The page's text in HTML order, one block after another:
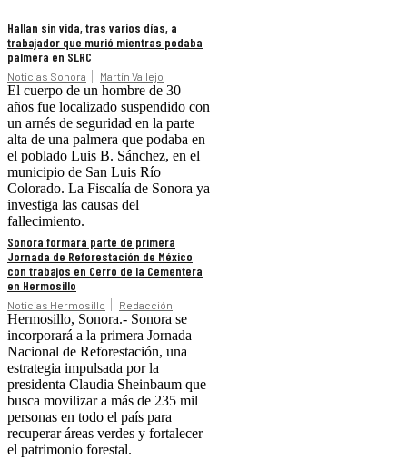
Hallan sin vida, tras varios días, a
trabajador que murió mientras podaba
palmera en SLRC
Noticias Sonora Martín Vallejo
El cuerpo de un hombre de 30
años fue localizado suspendido con
un arnés de seguridad en la parte
alta de una palmera que podaba en
el poblado Luis B. Sánchez, en el
municipio de San Luis Río
Colorado. La Fiscalía de Sonora ya
investiga las causas del
fallecimiento.
Sonora formará parte de primera
Jornada de Reforestación de México
con trabajos en Cerro de la Cementera
en Hermosillo
Noticias Hermosillo Redacción
Hermosillo, Sonora.- Sonora se
incorporará a la primera Jornada
Nacional de Reforestación, una
estrategia impulsada por la
presidenta Claudia Sheinbaum que
busca movilizar a más de 235 mil
personas en todo el país para
recuperar áreas verdes y fortalecer
el patrimonio forestal.